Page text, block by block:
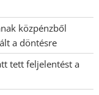
közpénzből
a döntésre
tett feljelentést a